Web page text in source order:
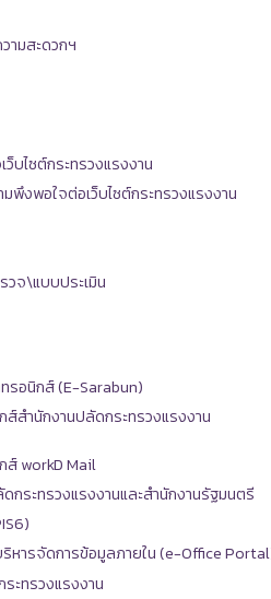
ามสะดวกฯ
บไซต์กระทรวงแรงงาน
พึงพอใจต่อเว็บไซต์กระทรวงแรงงาน
จ\แบบประเมิน
รอนิกส์ (E-Sarabun)
สำนักงานปลัดกระทรวงแรงงาน
ส์ workD Mail
กระทรวงแรงงานและสำนักงานรัฐมนตรี
ริหารจัดการข้อมูลภายใน (e-Office
ะทรวงแรงงาน